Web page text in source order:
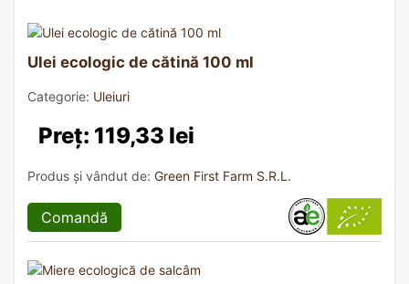
Ulei ecologic de cătină 100 ml
Categorie: Uleiuri
Preț: 119,33 lei
Produs și vândut de: Green First Farm S.R.L.
Comandă